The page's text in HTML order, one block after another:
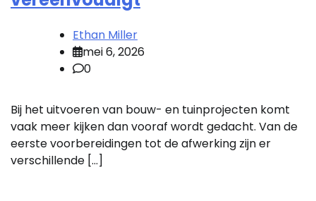
Ethan Miller
mei 6, 2026
0
Bij het uitvoeren van bouw- en tuinprojecten komt
vaak meer kijken dan vooraf wordt gedacht. Van de
eerste voorbereidingen tot de afwerking zijn er
verschillende […]